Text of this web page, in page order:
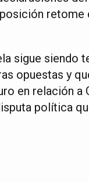
sigue siendo
opuestas y
en relación a
política